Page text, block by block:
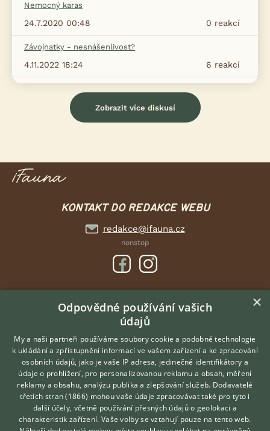
Nemocný karas
0 reakcí
24.7.2020 00:48
Závojnatky - nesnášenlivost?
6 reakcí
4.11.2022 18:24
Zobrazit více diskusí
KONTAKT DO REDAKCE WEBU
redakce@ifauna.cz
nonstop
DOMOVSKÁ STRÁNKA
INZERCE
DISKUSE
ČLÁNKY
O nás
Kontakt
Možnosti zvýraznění inzerátů
Hledáte zvířecího kamaráda?
Zdarma vám poradí
VETERINÁŘ ONLINE
×
Odpovědné používání vašich
údajů
My a naši partneři používáme soubory cookie a podobné technologie
k ukládání a zpřístupnění informací ve vašem zařízení a ke zpracování
osobních údajů, jako je vaše IP adresa, jedinečné identifikátory a
údaje o prohlížení, pro personalizovanou reklamu a obsah, měření
reklamy a obsahu, analýzu publika a zlepšování služeb. Dodavatelé
třetích stran (1866) mohou vaše údaje zpracovávat také pro tyto i
další účely, včetně používání přesných údajů o geolokaci a
charakteristik zařízení. Vaše volby se vztahují pouze na tento web.